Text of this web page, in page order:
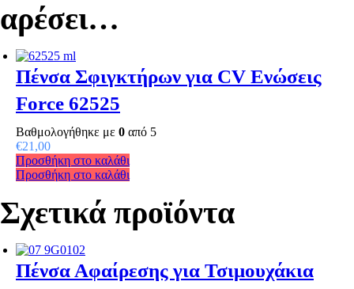
αρέσει…
Πένσα Σφιγκτήρων για CV Ενώσεις
Force 62525
Βαθμολογήθηκε με 0 από 5
€21,00
Προσθήκη στο καλάθι
Προσθήκη στο καλάθι
Σχετικά προϊόντα
Πένσα Αφαίρεσης για Τσιμουχάκια